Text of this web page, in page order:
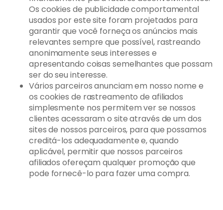
Os cookies de publicidade comportamental
usados ​​por este site foram projetados para
garantir que você forneça os anúncios mais
relevantes sempre que possível, rastreando
anonimamente seus interesses e
apresentando coisas semelhantes que possam
ser do seu interesse.
Vários parceiros anunciam em nosso nome e
os cookies de rastreamento de afiliados
simplesmente nos permitem ver se nossos
clientes acessaram o site através de um dos
sites de nossos parceiros, para que possamos
creditá-los adequadamente e, quando
aplicável, permitir que nossos parceiros
afiliados ofereçam qualquer promoção que
pode fornecê-lo para fazer uma compra.